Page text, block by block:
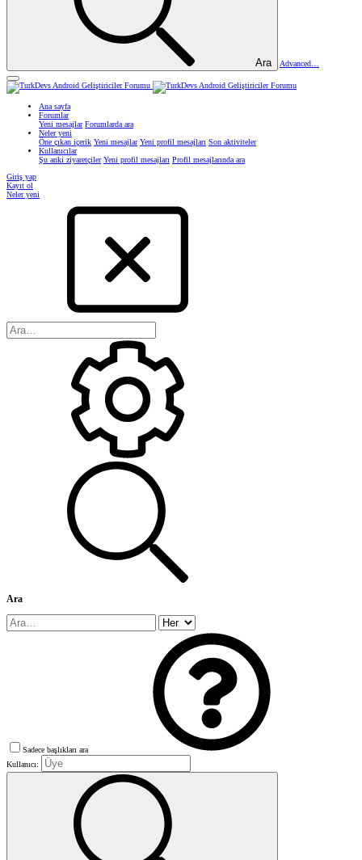
Ara Advanced…
Ana sayfa
Forumlar
Yeni mesajlar Forumlarda ara
Neler yeni
Öne çıkan içerik Yeni mesajlar Yeni profil mesajları Son aktiviteler
Kullanıcılar
Şu anki ziyaretçiler Yeni profil mesajları Profil mesajlarında ara
Giriş yap
Kayıt ol
Neler yeni
Ara
Sadece başlıkları ara
Kullanıcı: